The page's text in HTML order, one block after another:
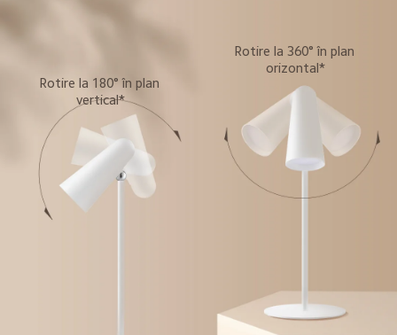
Rotire la 360° în plan
orizontal*
Rotire la 180° în plan
vertical*